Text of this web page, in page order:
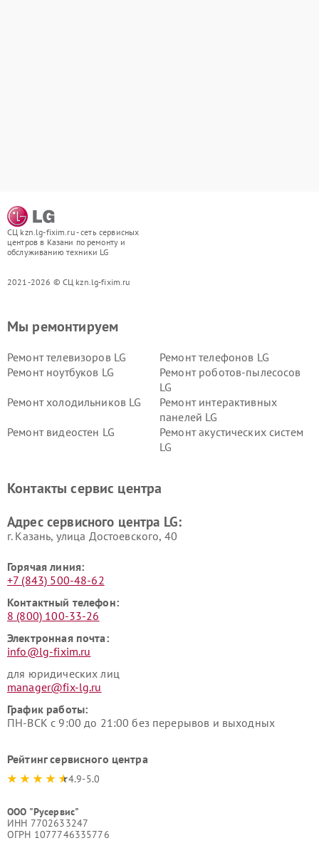
СЦ kzn.lg-fixim.ru - сеть сервисных
центров в Казани по ремонту и
обслуживанию техники LG
2021-2026 © СЦ kzn.lg-fixim.ru
Мы ремонтируем
Ремонт телевизоров LG
Ремонт телефонов LG
Ремонт ноутбуков LG
Ремонт роботов-пылесосов
LG
Ремонт холодильников LG
Ремонт интерактивных
панелей LG
Ремонт видеостен LG
Ремонт акустических систем
LG
Ремонт морозильных камер
Ремонт вертикальных
Контакты сервис центра
Адрес сервисного центра LG:
г. Казань, улица Достоевского, 40
Горячая линия:
+7 (843) 500-48-62
Контактный телефон:
8 (800) 100-33-26
Электронная почта:
info@lg-fixim.ru
для юридических лиц
manager@fix-lg.ru
График работы:
ПН-ВСК с 9:00 до 21:00 без перерывов и выходных
Рейтинг сервисного центра
4.9-5.0
ООО "Русервис"
ИНН 7702633247
ОГРН 1077746335776